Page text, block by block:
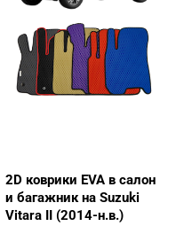
2D коврики EVA в салон
и багажник на Suzuki
Vitara II (2014-н.в.)